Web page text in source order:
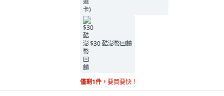
$30 酷澎幣回饋
僅剩1件， 要買要快！